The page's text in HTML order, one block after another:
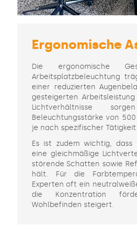
Ergonomische
Die ergonomische
Arbeitsplatzbeleuchtung
einer reduzierten
gesteigerten
Lichtverhältnisse
Beleuchtungsstärke von 500
je nach spezifischer
Es ist zudem wichtig, dass
eine gleichmäßige
störende Schatten sowie
hält. Für die
Experten oft ein
die Konzentration
Wohlbefinden steigert.